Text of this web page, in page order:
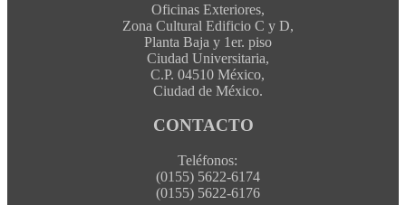
Oficinas Exteriores,
Zona Cultural Edificio C y D,
Planta Baja y 1er. piso
Ciudad Universitaria,
C.P. 04510 México,
Ciudad de México.
CONTACTO
Teléfonos:
(0155) 5622-6174
(0155) 5622-6176